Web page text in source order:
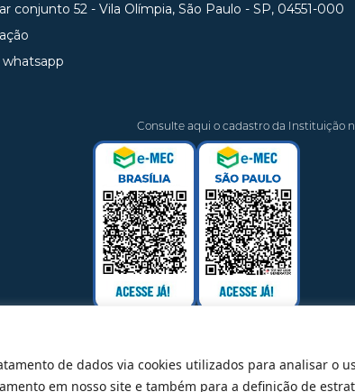
de dados via cookies utilizados para analisar o
em nosso site e também para a definição de
conjunto 52 - Vila Olímpia, São Paulo - SP, 04551-000
whatsapp
Consulte aqui o cadastro da Instituição